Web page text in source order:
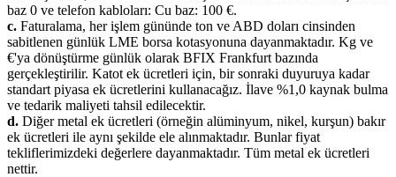
baz 0 ve telefon kabloları: Cu baz: 100 €.
c. Faturalama, her işlem gününde ton ve ABD doları cinsinden
sabitlenen günlük LME borsa kotasyonuna dayanmaktadır. Kg ve
€'ya dönüştürme günlük olarak BFIX Frankfurt bazında
gerçekleştirilir. Katot ek ücretleri için, bir sonraki duyuruya kadar
standart piyasa ek ücretlerini kullanacağız. İlave %1,0 kaynak bulma
ve tedarik maliyeti tahsil edilecektir.
d. Diğer metal ek ücretleri (örneğin alüminyum, nikel, kurşun) bakır
ek ücretleri ile aynı şekilde ele alınmaktadır. Bunlar fiyat
tekliflerimizdeki değerlere dayanmaktadır. Tüm metal ek ücretleri
nettir.